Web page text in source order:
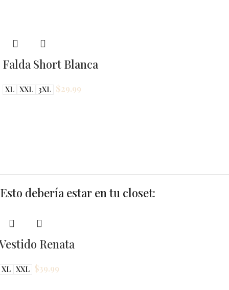
Falda Short Blanca
XL XXL 3XL $29.99
Esto debería estar en tu closet:
Renata
XL XXL $39.99